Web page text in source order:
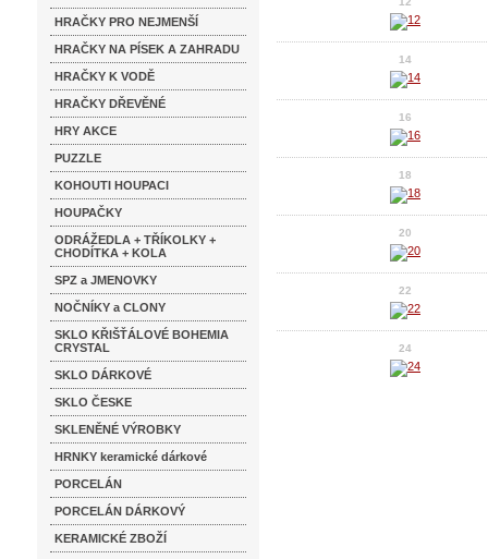
HRAČKY PRO NEJMENŠÍ
HRAČKY NA PÍSEK A ZAHRADU
HRAČKY K VODĚ
HRAČKY DŘEVĚNÉ
HRY AKCE
PUZZLE
KOHOUTI HOUPACI
HOUPAČKY
ODRÁŽEDLA + TŘÍKOLKY +
CHODÍTKA + KOLA
SPZ a JMENOVKY
NOČNÍKY a CLONY
SKLO KŘIŠŤÁLOVÉ BOHEMIA
CRYSTAL
SKLO DÁRKOVÉ
SKLO ČESKE
SKLENĚNÉ VÝROBKY
HRNKY keramické dárkové
PORCELÁN
PORCELÁN DÁRKOVÝ
KERAMICKÉ ZBOŽÍ
14
16
18
20
22
24